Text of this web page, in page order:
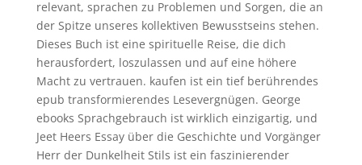
relevant, sprachen zu Problemen und Sorgen, die an
der Spitze unseres kollektiven Bewusstseins stehen.
Dieses Buch ist eine spirituelle Reise, die dich
herausfordert, loszulassen und auf eine höhere
Macht zu vertrauen. kaufen ist ein tief berührendes
epub transformierendes Lesevergnügen. George
ebooks Sprachgebrauch ist wirklich einzigartig, und
Jeet Heers Essay über die Geschichte und Vorgänger
Herr der Dunkelheit Stils ist ein faszinierender